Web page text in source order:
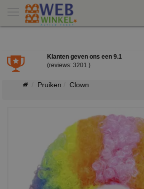
Klanten geven ons een 9.1
(reviews: 3201 )
Pruiken Clown